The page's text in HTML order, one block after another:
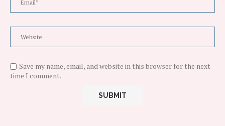
Save my name, email, and website in this browser for the next
time I comment.